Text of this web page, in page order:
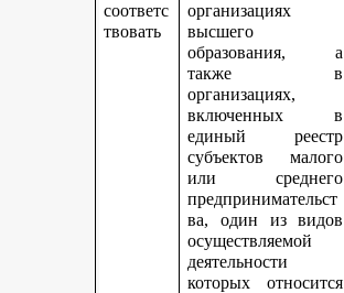
соответс
твовать
организациях
высшего
образования, а
также в
организациях,
включенных в
единый реестр
субъектов малого
или среднего
предпринимательст
ва, один из видов
осуществляемой
деятельности
которых относится